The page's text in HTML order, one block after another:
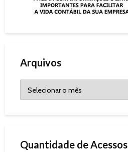
Arquivos
Quantidade de Acessos